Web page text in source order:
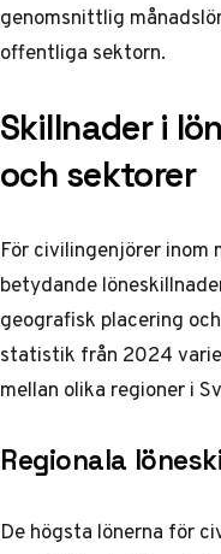
genomsnittlig
offentliga sektorn.
Skillnader i
och sektorer
För civilingenjörer
betydande
geografisk placering
statistik från 2024
mellan olika regioner i
Regionala
De högsta lönerna för